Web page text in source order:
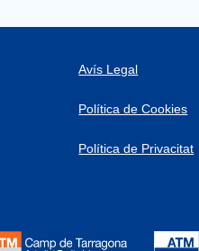
Avís Legal
Política de Cookies
Política de Privacitat